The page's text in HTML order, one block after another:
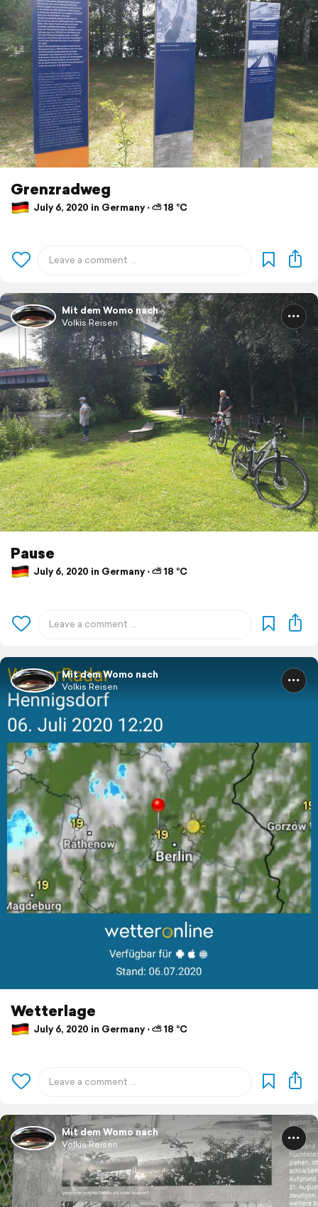
Grenzradweg
July 6, 2020 in Germany ⋅ ⛅ 18 °C
Mit dem Womo nach
Volkis Reisen
Pause
July 6, 2020 in Germany ⋅ ⛅ 18 °C
Mit dem Womo nach
Volkis Reisen
Wetterlage
July 6, 2020 in Germany ⋅ ⛅ 18 °C
Mit dem Womo nach
Volkis Reisen